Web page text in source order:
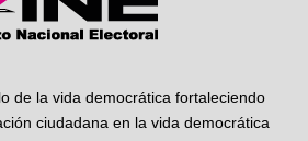
de la vida democrática fortaleciendo
ciudadana en la vida democrática